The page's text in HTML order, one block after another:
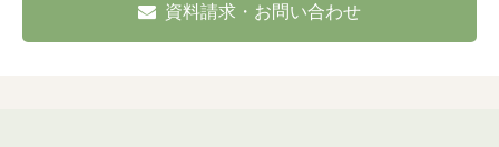
資料請求・お問い合わせ